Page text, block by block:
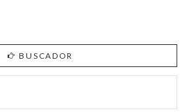
BUSCADOR